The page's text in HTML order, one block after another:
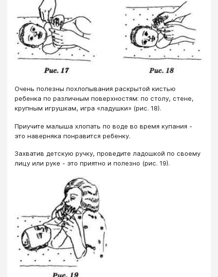
Очень полезны похлопывания раскрытой кистью
ребенка по различным поверхностям: по столу, стене,
крупным игрушкам, игра «ладушки» (рис. 18).
Приучите малыша хлопать по воде во время купания -
это наверняка понравится ребенку.
Захватив детскую ручку, проведите ладошкой по своему
лицу или руке - это приятно и полезно (рис. 19).